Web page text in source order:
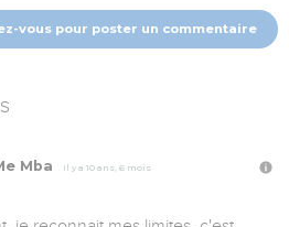
vous pour poster un commentaire
Mba Il y a 10 ans, 6 mois